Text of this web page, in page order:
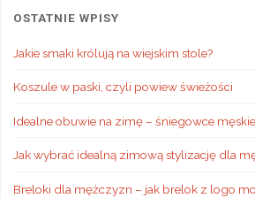
OSTATNIE WPISY
Jakie smaki królują na wiejskim stole?
Koszule w paski, czyli powiew świeżości
Idealne obuwie na zimę – śniegowce
Jak wybrać idealną zimową stylizację dla
Breloki dla mężczyzn – jak brelok z logo